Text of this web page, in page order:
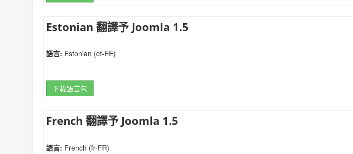
Estonian 翻譯予 Joomla 1.5
語言: Estonian (et-EE)
下載語言包
French 翻譯予 Joomla 1.5
語言: French (fr-FR)